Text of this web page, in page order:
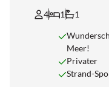
8
3)
4
1 1
Meer!
Privater
Strand-